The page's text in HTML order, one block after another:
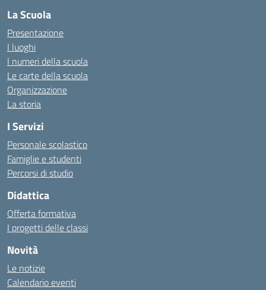
La Scuola
Presentazione
I luoghi
I numeri della scuola
Le carte della scuola
Organizzazione
La storia
I Servizi
Personale scolastico
Famiglie e studenti
Percorsi di studio
Didattica
Offerta formativa
I progetti delle classi
Novità
Le notizie
Calendario eventi